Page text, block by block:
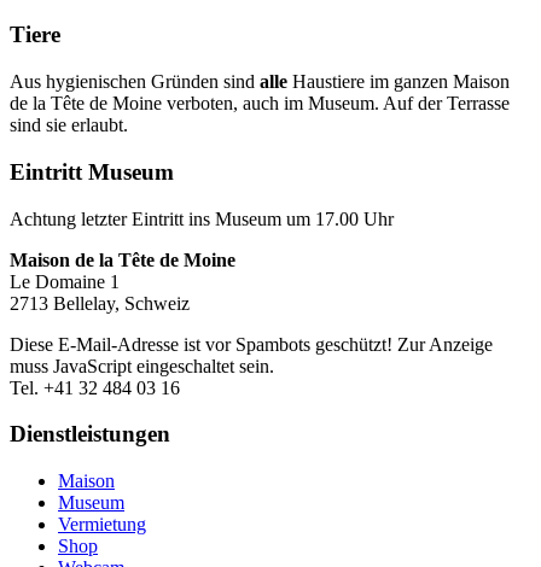
Tiere
Aus hygienischen Gründen sind alle Haustiere im ganzen Maison
de la Tête de Moine verboten, auch im Museum. Auf der Terrasse
sind sie erlaubt.
Eintritt Museum
Achtung letzter Eintritt ins Museum um 17.00 Uhr
Maison de la Tête de Moine
Le Domaine 1
2713 Bellelay, Schweiz
Diese E-Mail-Adresse ist vor Spambots geschützt! Zur Anzeige
muss JavaScript eingeschaltet sein.
Tel. +41 32 484 03 16
Dienstleistungen
Maison
Museum
Vermietung
Shop